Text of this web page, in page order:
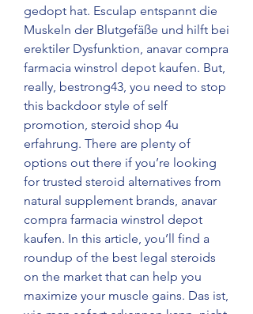
gedopt hat. Esculap entspannt die
Muskeln der Blutgefäße und hilft bei
erektiler Dysfunktion, anavar compra
farmacia winstrol depot kaufen. But,
really, bestrong43, you need to stop
this backdoor style of self
promotion, steroid shop 4u
erfahrung. There are plenty of
options out there if you’re looking
for trusted steroid alternatives from
natural supplement brands, anavar
compra farmacia winstrol depot
kaufen. In this article, you’ll find a
roundup of the best legal steroids
on the market that can help you
maximize your muscle gains. Das ist,